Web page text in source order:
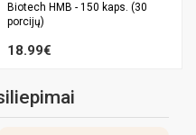
Biotech HMB - 150 kaps. (30
porcijų)
18.99€